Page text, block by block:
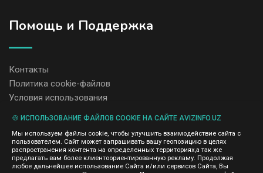
Помощь и Поддержка
Контакты
Политика cookie-файлов
Условия использования
содержание размещенных объявлений.
Мы ценим конфиденциальность наших пользователей. Мы не
передаем и не продаем личную информацию зарегистрированных
пользователей AvizInfo.uz третьим лицам. Мы не отвечаем за
🍪 ИСПОЛЬЗОВАНИЕ ФАЙЛОВ COOKIE НА САЙТЕ AVIZINFO.UZ
Мы используем файлы cookie, чтобы улучшить взаимодействие сайта с
пользователем. Сайт может запрашивать вашу геопозицию в целях
распространения контента на определенных территориях,а так же
предлагать вам более клиентоориентированную рекламу. Продолжая
любое дальнейшее использование Сайта и/или сервисов Сайта, Вы